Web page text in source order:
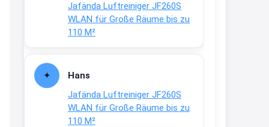
Jafända Luftreiniger JF260S
WLAN für Große Räume bis zu
110 M²
Hans
Jafända Luftreiniger JF260S
WLAN für Große Räume bis zu
110 M²
Joachim
Ab diesem Jahr gibt es keine
Fielmann-Blinkis mehr / wurde
www.fielmann-
group.com/blinkis...
13:44